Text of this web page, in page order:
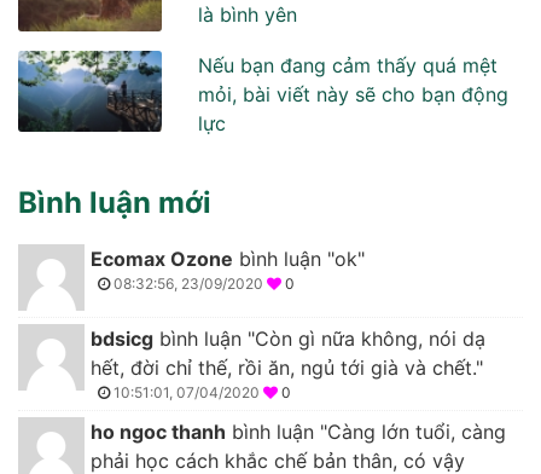
là bình yên
Nếu bạn đang cảm thấy quá mệt
mỏi, bài viết này sẽ cho bạn động
lực
Bình luận mới
Ecomax Ozone bình luận "ok"
08:32:56, 23/09/2020 0
bdsicg bình luận "Còn gì nữa không, nói dạ
hết, đời chỉ thế, rồi ăn, ngủ tới già và chết."
10:51:01, 07/04/2020 0
ho ngoc thanh bình luận "Càng lớn tuổi, càng
phải học cách khắc chế bản thân, có vậy